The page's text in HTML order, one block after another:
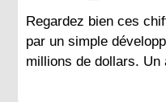
Regardez bien ces
par un simple
millions de dollars. Un